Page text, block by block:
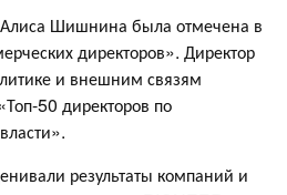
Шишнина была отмечена в
директоров». Директор
и внешним связям
50 директоров по
результаты компаний и